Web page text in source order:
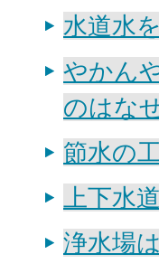
水道水
やかん
のはな
節水の
上下水
浄水場